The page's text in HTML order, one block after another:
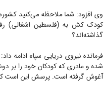
وی افزود: شما ملاحظه می‌کنید
کودک کش به (فلسطین اشغالی)
گذاشته‌اند؟
فرمانده نیروی دریایی سپاه ادامه
شده و مادری که کودکان خود را بر
آغوش گرفته است. پرسش این است که